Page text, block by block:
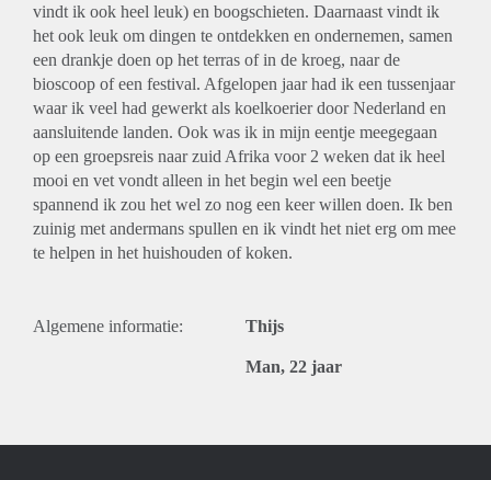
vindt ik ook heel leuk) en boogschieten. Daarnaast vindt ik
het ook leuk om dingen te ontdekken en ondernemen, samen
een drankje doen op het terras of in de kroeg, naar de
bioscoop of een festival. Afgelopen jaar had ik een tussenjaar
waar ik veel had gewerkt als koelkoerier door Nederland en
aansluitende landen. Ook was ik in mijn eentje meegegaan
op een groepsreis naar zuid Afrika voor 2 weken dat ik heel
mooi en vet vondt alleen in het begin wel een beetje
spannend ik zou het wel zo nog een keer willen doen. Ik ben
zuinig met andermans spullen en ik vindt het niet erg om mee
te helpen in het huishouden of koken.
Algemene informatie: Thijs
Man, 22 jaar